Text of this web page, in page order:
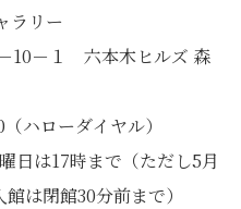
ラリー
10－１ 六本木ヒルズ 森
ハローダイヤル）
日は17時まで（ただし5月
は閉館30分前まで）